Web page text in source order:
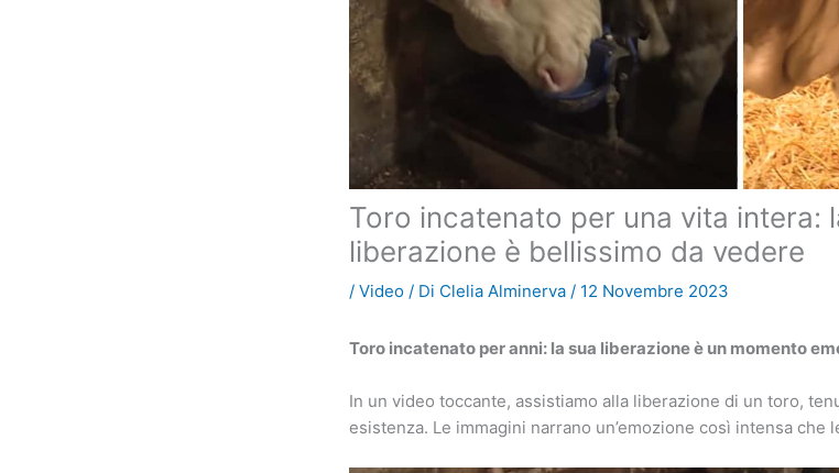
Toro incatenato per una vita intera:
liberazione è bellissimo da vedere
/ Video / Di Clelia Alminerva / 12 Novembre 2023
Toro incatenato per anni: la sua liberazione è un momento
In un video toccante, assistiamo alla liberazione di un toro,
esistenza. Le immagini narrano un’emozione così intensa che